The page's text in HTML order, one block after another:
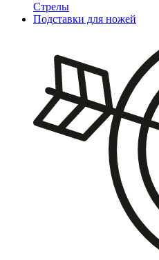
Стрелы
Подставки для ножей